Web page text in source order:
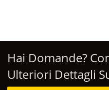
Hai Domande?
Ulteriori Dettagli